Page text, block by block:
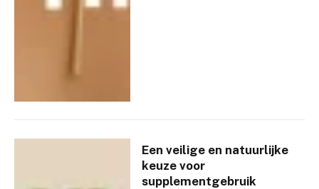
Een veilige en natuurlijke
keuze voor
supplementgebruik